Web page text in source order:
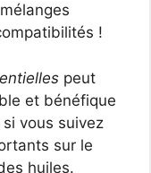
!
peut
et bénéfique
vous suivez
sur le
huiles.